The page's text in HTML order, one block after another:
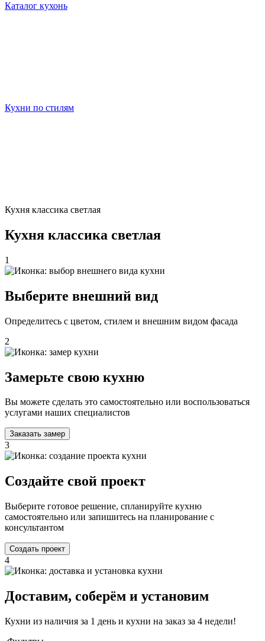
Каталог кухонь
Кухни по стилям
Кухня классика светлая
Кухня классика светлая
1
Выберите внешний вид
Определитесь с цветом, стилем и внешним видом фасада
2
Замерьте свою кухню
Вы можете сделать это самостоятельно или воспользоваться
услугами наших специалистов
Заказать замер
3
Создайте свой проект
Выберите готовое решение, спланируйте кухню
самостоятельно или запишитесь на планирование с
консультантом
Создать проект
4
Доставим, соберём и установим
Кухни из наличия за 1 день и кухни на заказ за 4 недели!